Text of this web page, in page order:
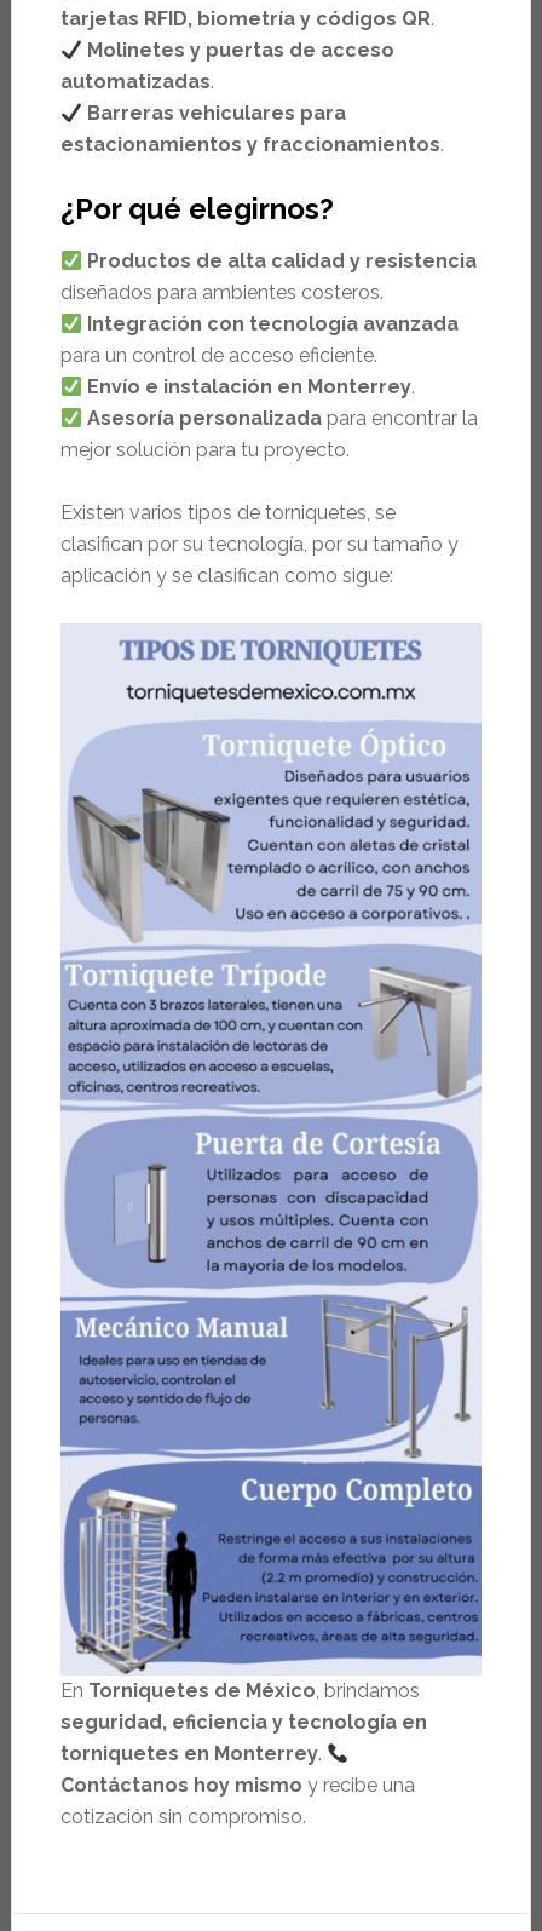
tarjetas RFID, biometría y códigos QR.
Molinetes y puertas de acceso
automatizadas.
Barreras vehiculares para
estacionamientos y fraccionamientos.
¿Por qué elegirnos?
Productos de alta calidad y resistencia
diseñados para ambientes costeros.
Integración con tecnología avanzada
para un control de acceso eficiente.
Envío e instalación en Monterrey.
Asesoría personalizada para encontrar la
mejor solución para tu proyecto.
Existen varios tipos de torniquetes, se
clasifican por su tecnología, por su tamaño y
aplicación y se clasifican como sigue:
En Torniquetes de México, brindamos
seguridad, eficiencia y tecnología en
torniquetes en Monterrey.
Contáctanos hoy mismo y recibe una
cotización sin compromiso.